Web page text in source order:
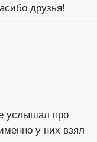
друзья!
услышал про
у них взял